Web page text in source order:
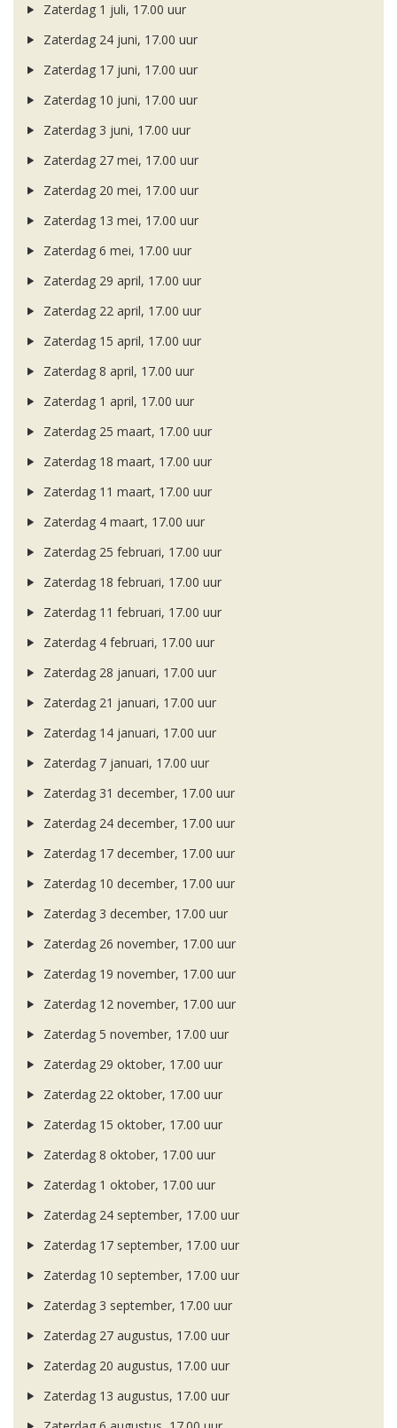
Zaterdag 1 juli, 17.00 uur
Zaterdag 24 juni, 17.00 uur
Zaterdag 17 juni, 17.00 uur
Zaterdag 10 juni, 17.00 uur
Zaterdag 3 juni, 17.00 uur
Zaterdag 27 mei, 17.00 uur
Zaterdag 20 mei, 17.00 uur
Zaterdag 13 mei, 17.00 uur
Zaterdag 6 mei, 17.00 uur
Zaterdag 29 april, 17.00 uur
Zaterdag 22 april, 17.00 uur
Zaterdag 15 april, 17.00 uur
Zaterdag 8 april, 17.00 uur
Zaterdag 1 april, 17.00 uur
Zaterdag 25 maart, 17.00 uur
Zaterdag 18 maart, 17.00 uur
Zaterdag 11 maart, 17.00 uur
Zaterdag 4 maart, 17.00 uur
Zaterdag 25 februari, 17.00 uur
Zaterdag 18 februari, 17.00 uur
Zaterdag 11 februari, 17.00 uur
Zaterdag 4 februari, 17.00 uur
Zaterdag 28 januari, 17.00 uur
Zaterdag 21 januari, 17.00 uur
Zaterdag 14 januari, 17.00 uur
Zaterdag 7 januari, 17.00 uur
Zaterdag 31 december, 17.00 uur
Zaterdag 24 december, 17.00 uur
Zaterdag 17 december, 17.00 uur
Zaterdag 10 december, 17.00 uur
Zaterdag 3 december, 17.00 uur
Zaterdag 26 november, 17.00 uur
Zaterdag 19 november, 17.00 uur
Zaterdag 12 november, 17.00 uur
Zaterdag 5 november, 17.00 uur
Zaterdag 29 oktober, 17.00 uur
Zaterdag 22 oktober, 17.00 uur
Zaterdag 15 oktober, 17.00 uur
Zaterdag 8 oktober, 17.00 uur
Zaterdag 1 oktober, 17.00 uur
Zaterdag 24 september, 17.00 uur
Zaterdag 17 september, 17.00 uur
Zaterdag 10 september, 17.00 uur
Zaterdag 3 september, 17.00 uur
Zaterdag 27 augustus, 17.00 uur
Zaterdag 20 augustus, 17.00 uur
Zaterdag 13 augustus, 17.00 uur